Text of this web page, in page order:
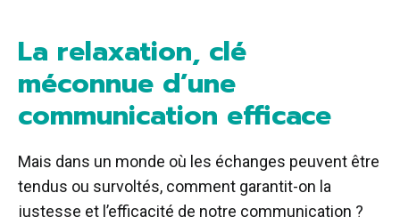
La relaxation, clé
méconnue d’une
communication efficace
Mais dans un monde où les échanges peuvent être
tendus ou survoltés, comment garantit-on la
justesse et l’efficacité de notre communication ?